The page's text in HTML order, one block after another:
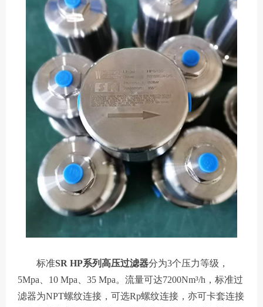
标准SR HP系列高压过滤器分为3个压力等级，
5Mpa、10 Mpa、35 Mpa。流量可达7200Nm³/h，标准过
滤器为NPT螺纹连接，可选Rp螺纹连接，亦可卡套连接